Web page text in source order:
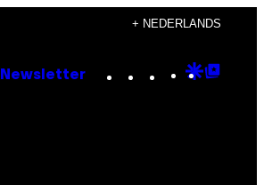
+ NEDERLANDS
Newsletter Instagram
TikTok
YouTube
Google